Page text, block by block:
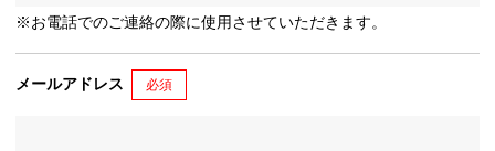
※お電話でのご連絡の際に使用させていただきます。
メールアドレス 必須